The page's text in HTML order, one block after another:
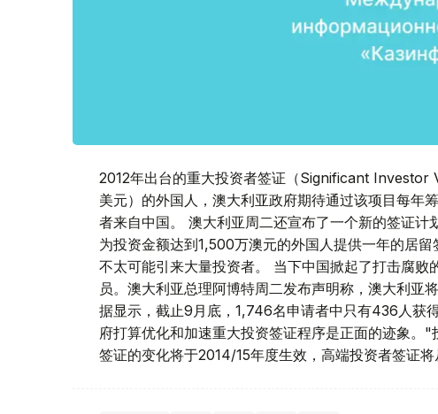
2012年出台的重大投资者签证（Significant
美元）的外国人，澳大利亚政府期待通过该项目每
者来自中国。 澳大利亚周二还宣布了一个新的签证
为投资金额达到1,500万澳元的外国人提供一年的居
不太可能引来大量投资者。 当下中国掀起了打击腐
员。澳大利亚总理阿博特周二发布声明称，澳大利亚
据显示，截止9月底，1,746名申请者中只有436人获
府打算优化和加速重大投资签证程序是正面的迹象
签证的变化将于2014/15年度生效，高端投资者签证将